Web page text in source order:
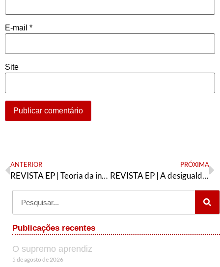
E-mail *
Site
ANTERIOR
REVISTA EP | Teoria da inclusão ou alternativa anti-imperialista?
PRÓXIMA
REVISTA EP | A desigualdade em questão
Publicações recentes
O supremo aprendiz
5 de agosto de 2026